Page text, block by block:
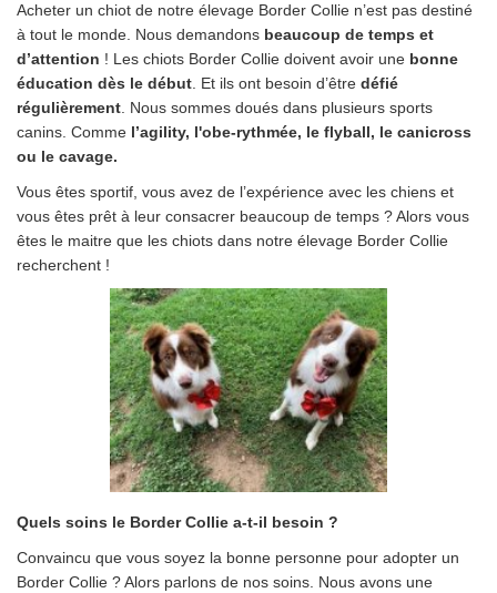
Acheter un chiot de notre élevage Border Collie n’est pas destiné
à tout le monde. Nous demandons beaucoup de temps et
d’attention ! Les chiots Border Collie doivent avoir une bonne
éducation dès le début. Et ils ont besoin d’être défié
régulièrement. Nous sommes doués dans plusieurs sports
canins. Comme l’agility, l'obe-rythmée, le flyball, le canicross
ou le cavage.
Vous êtes sportif, vous avez de l’expérience avec les chiens et
vous êtes prêt à leur consacrer beaucoup de temps ? Alors vous
êtes le maitre que les chiots dans notre élevage Border Collie
recherchent !
Quels soins le Border Collie a-t-il besoin ?
Convaincu que vous soyez la bonne personne pour adopter un
Border Collie ? Alors parlons de nos soins. Nous avons une